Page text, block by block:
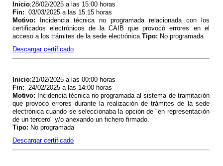
Inicio:28/02/2025 a las 15:00 horas
Fin: 03/03/2025 a las 15:15 horas
Motivo:
Incidencia técnica no programada relacionada con los
certificados electrónicos de la CAIB que provocó errores en el
acceso a los trámites de la sede electrónica.Tipo: No programada
Descargar certificado
Inicio:21/02/2025 a las 00:00 horas
Fin: 24/02/2025 a las 14:00 horas
Motivo: Incidencia técnica no programada al sistema de tramitación
que provocó errores durante la realización de trámites de la sede
electrónica cuando se seleccionaba la opción de "en representación
de un tercero" y/o anexando un fichero firmado.
Tipo: No programada
Descargar certificado